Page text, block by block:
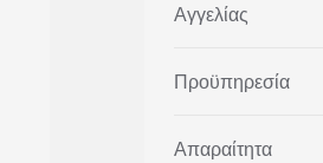
Αγγελίας
Προϋπηρεσία
Απαραίτητα